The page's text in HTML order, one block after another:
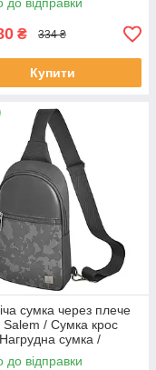
з принтом лебідя /
₴ 334 ₴
Купити
сумка через плече
Salem / Сумка крос
сумка /
через плече
до відправки